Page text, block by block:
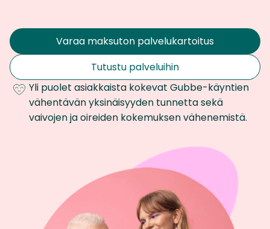
Varaa maksuton palvelukartoitus
Tutustu palveluihin
Yli puolet asiakkaista kokevat Gubbe-käyntien
vähentävän yksinäisyyden tunnetta sekä
vaivojen ja oireiden kokemuksen vähenemistä.